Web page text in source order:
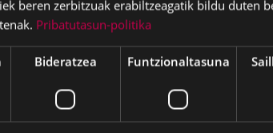
kopuru txikia (20 unitate)— osasun-
izan ziren.
kalitatea egokia dela aurreikusitako
kolokan jartzen duen inolako
positiboa ikusita eta Osasun Sailaren
laginen behin betiko emaitzak izan
beren zerbitzuak erabiltzeagatik bildu duten
Pribatutasun-politika
Bideratzea Funtzionaltasuna